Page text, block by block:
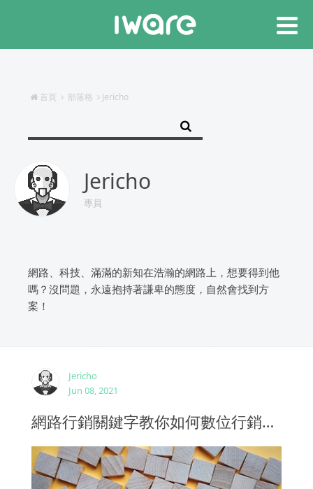
首頁 部落格 Jericho
Jericho
專員
網路、科技、滿滿的新知在浩瀚的網路上，想要得到他
嗎？沒問題，永遠抱持著謙卑的態度，自然會找到方
案！
Jericho
Jun 08, 2021
網路行銷關鍵字教你如何數位行銷的秘訣